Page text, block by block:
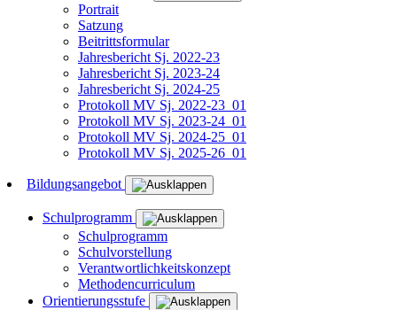
Portrait
Satzung
Beitrittsformular
Jahresbericht Sj. 2022-23
Jahresbericht Sj. 2023-24
Jahresbericht Sj. 2024-25
Protokoll MV Sj. 2022-23_01
Protokoll MV Sj. 2023-24_01
Protokoll MV Sj. 2024-25_01
Protokoll MV Sj. 2025-26_01
Bildungsangebot
Schulprogramm
Schulprogramm
Schulvorstellung
Verantwortlichkeitskonzept
Methodencurriculum
Orientierungsstufe